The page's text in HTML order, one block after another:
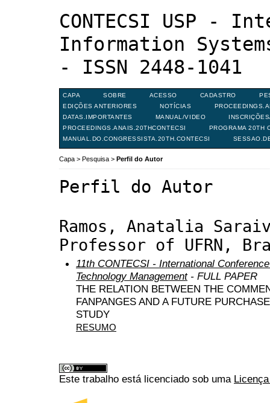
CONTECSI USP -
Information
- ISSN 2448-1041
CAPA SOBRE ACESSO CADASTRO
EDIÇÕES ANTERIORES
NOTÍCIAS
DATAS.IMPORTANTES
MANUAL/VIDEO
PROCEEDINGS.ANAIS.20THCONTECSI
PROGRAMA 20TH
MANUAL.DO.CONGRESSISTA.20TH.CONTECSI
Capa > Pesquisa > Perfil do Autor
Perfil do Autor
Ramos, Anatalia
Professor of UFRN,
11th CONTECSI - International
Technology Management- FULL PAPER
THE RELATION BETWEEN THE
FANPANGES AND A FUTURE
STUDY
RESUMO
Este trabalho está licenciado sob uma